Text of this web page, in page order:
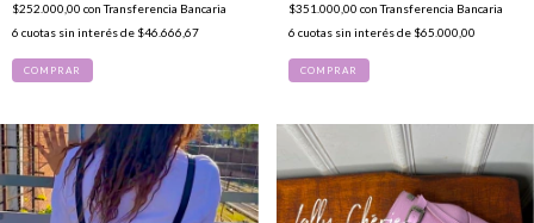
$252.000,00 con Transferencia Bancaria
6 cuotas sin interés de $46.666,67
COMPRAR
$351.000,00 con Transferencia Bancaria
6 cuotas sin interés de $65.000,00
COMPRAR